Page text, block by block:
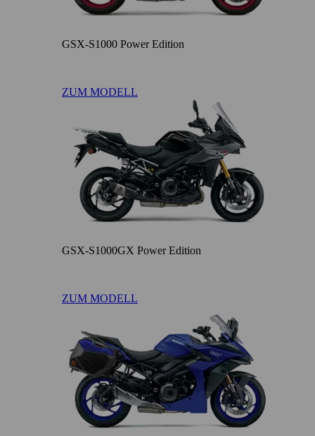
GSX-S1000 Power Edition
ZUM MODELL
GSX-S1000GX Power Edition
ZUM MODELL